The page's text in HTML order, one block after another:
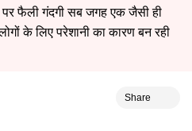
फैली गंदगी सब जगह एक जैसी ही
के लिए परेशानी का कारण बन रही
Share